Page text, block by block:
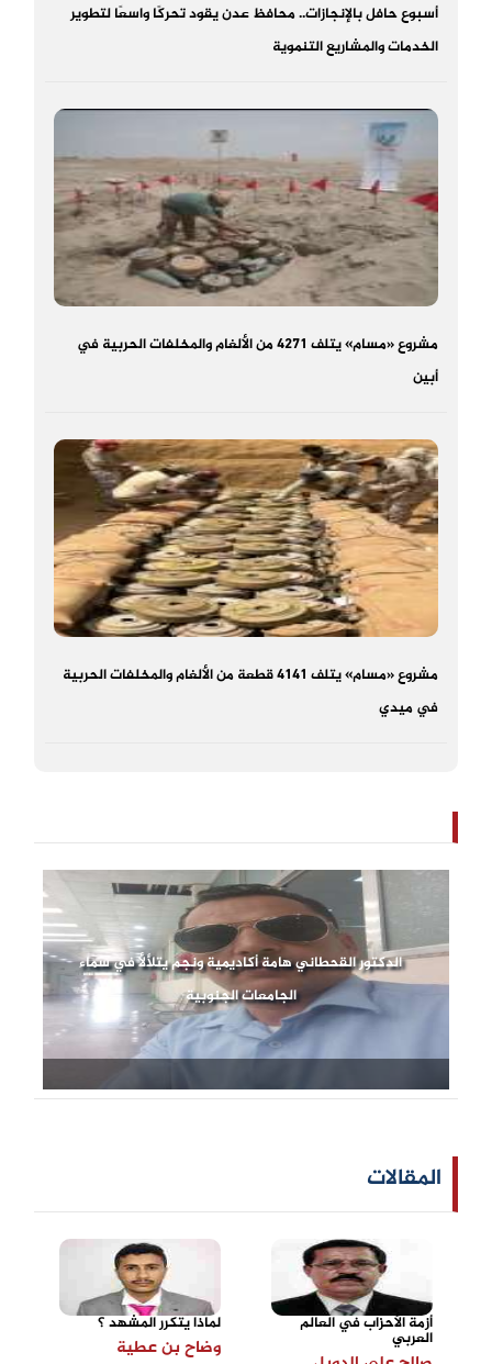
أسبوع حافل بالإنجازات.. محافظ عدن يقود تحركًا واسعًا لتطوير
الخدمات والمشاريع التنموية
مشروع «مسام» يتلف 4271 من الألغام والمخلفات الحربية في
أبين
مشروع «مسام» يتلف 4141 قطعة من الألغام والمخلفات الحربية
في ميدي
الدكتور القحطاني هامة أكاديمية ونجم يتلألأ في سماء
الجامعات الجنوبية
المقالات
أزمة الأحزاب في العالم
العربي
لماذا يتكرر المشهد ؟
وضاح بن عطية